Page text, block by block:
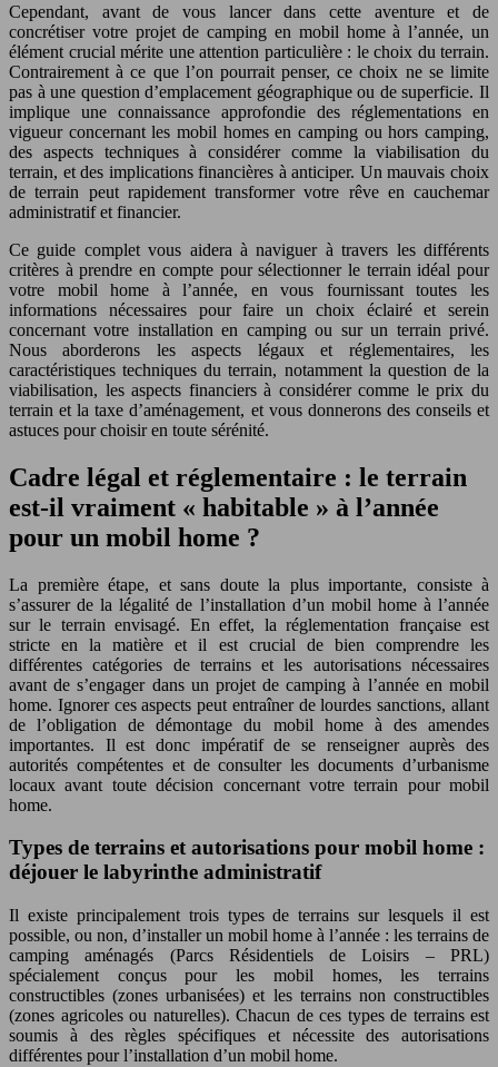
Cependant, avant de vous lancer dans cette aventure et de
concrétiser votre projet de camping en mobil home à l’année, un
élément crucial mérite une attention particulière : le choix du terrain.
Contrairement à ce que l’on pourrait penser, ce choix ne se limite
pas à une question d’emplacement géographique ou de superficie. Il
implique une connaissance approfondie des réglementations en
vigueur concernant les mobil homes en camping ou hors camping,
des aspects techniques à considérer comme la viabilisation du
terrain, et des implications financières à anticiper. Un mauvais choix
de terrain peut rapidement transformer votre rêve en cauchemar
administratif et financier.
Ce guide complet vous aidera à naviguer à travers les différents
critères à prendre en compte pour sélectionner le terrain idéal pour
votre mobil home à l’année, en vous fournissant toutes les
informations nécessaires pour faire un choix éclairé et serein
concernant votre installation en camping ou sur un terrain privé.
Nous aborderons les aspects légaux et réglementaires, les
caractéristiques techniques du terrain, notamment la question de la
viabilisation, les aspects financiers à considérer comme le prix du
terrain et la taxe d’aménagement, et vous donnerons des conseils et
astuces pour choisir en toute sérénité.
Cadre légal et réglementaire : le terrain
est-il vraiment « habitable » à l’année
pour un mobil home ?
La première étape, et sans doute la plus importante, consiste à
s’assurer de la légalité de l’installation d’un mobil home à l’année
sur le terrain envisagé. En effet, la réglementation française est
stricte en la matière et il est crucial de bien comprendre les
différentes catégories de terrains et les autorisations nécessaires
avant de s’engager dans un projet de camping à l’année en mobil
home. Ignorer ces aspects peut entraîner de lourdes sanctions, allant
de l’obligation de démontage du mobil home à des amendes
importantes. Il est donc impératif de se renseigner auprès des
autorités compétentes et de consulter les documents d’urbanisme
locaux avant toute décision concernant votre terrain pour mobil
home.
Types de terrains et autorisations pour mobil home :
déjouer le labyrinthe administratif
Il existe principalement trois types de terrains sur lesquels il est
possible, ou non, d’installer un mobil home à l’année : les terrains de
camping aménagés (Parcs Résidentiels de Loisirs – PRL)
spécialement conçus pour les mobil homes, les terrains
constructibles (zones urbanisées) et les terrains non constructibles
(zones agricoles ou naturelles). Chacun de ces types de terrains est
soumis à des règles spécifiques et nécessite des autorisations
différentes pour l’installation d’un mobil home.